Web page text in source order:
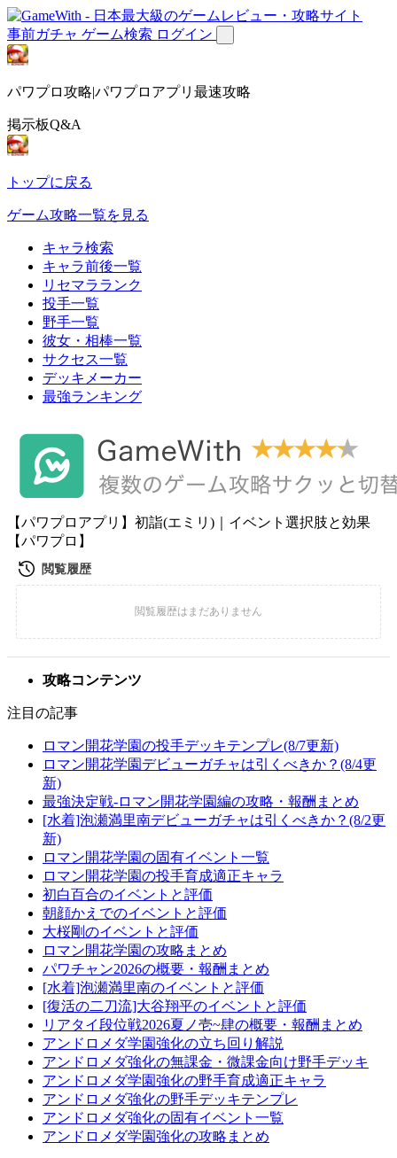
事前ガチャ ゲーム検索 ログイン
パワプロ攻略|パワプロアプリ最速攻略
掲示板Q&A
トップに戻る
ゲーム攻略一覧を見る
キャラ検索
キャラ前後一覧
リセマラランク
投手一覧
野手一覧
彼女・相棒一覧
サクセス一覧
デッキメーカー
最強ランキング
【パワプロアプリ】初詣(エミリ)｜イベント選択肢と効果
【パワプロ】
攻略コンテンツ
注目の記事
ロマン開花学園の投手デッキテンプレ(8/7更新)
ロマン開花学園デビューガチャは引くべきか？(8/4更
新)
最強決定戦-ロマン開花学園編の攻略・報酬まとめ
[水着]泡瀬満里南デビューガチャは引くべきか？(8/2更
新)
ロマン開花学園の固有イベント一覧
ロマン開花学園の投手育成適正キャラ
初白百合のイベントと評価
朝顔かえでのイベントと評価
大桜剛のイベントと評価
ロマン開花学園の攻略まとめ
パワチャン2026の概要・報酬まとめ
[水着]泡瀬満里南のイベントと評価
[復活の二刀流]大谷翔平のイベントと評価
リアタイ段位戦2026夏ノ壱~肆の概要・報酬まとめ
アンドロメダ学園強化の立ち回り解説
アンドロメダ強化の無課金・微課金向け野手デッキ
アンドロメダ学園強化の野手育成適正キャラ
アンドロメダ強化の野手デッキテンプレ
アンドロメダ強化の固有イベント一覧
アンドロメダ学園強化の攻略まとめ